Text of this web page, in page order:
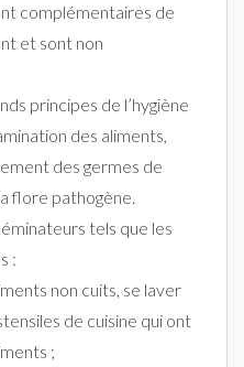
complémentaires de
et sont non
principes de l’hygiène
des aliments,
des germes de
flore pathogène.
tels que les
:
non cuits, se laver
de cuisine qui ont
;